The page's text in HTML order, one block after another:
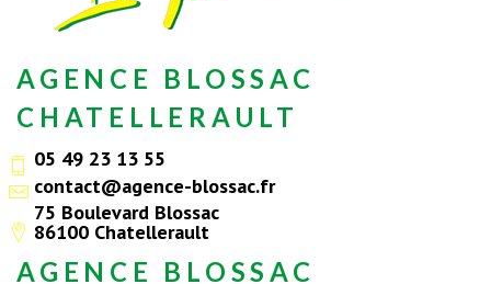
AGENCE BLOSSAC
CHATELLERAULT
05 49 23 13 55
contact@agence-blossac.fr
75 Boulevard Blossac
86100 Chatellerault
AGENCE BLOSSAC